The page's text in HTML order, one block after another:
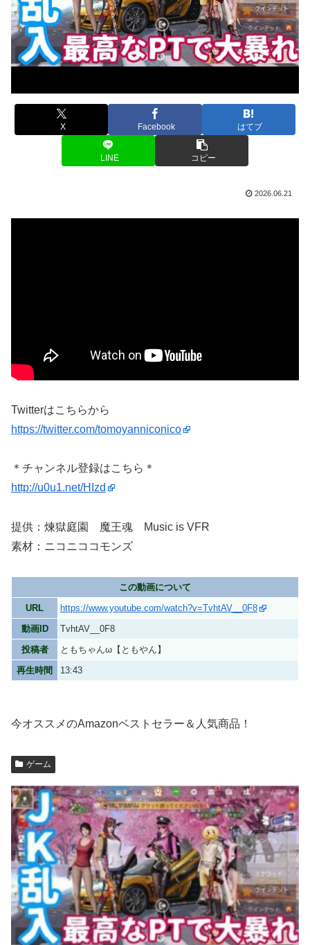
X Facebook はてブ
LINE コピー
2026.06.21
Twitterはこちらから
https://twitter.com/tomoyanniconico
＊チャンネル登録はこちら＊
http://u0u1.net/HIzd
提供：煉獄庭園 魔王魂 Music is VFR
素材：ニコニココモンズ
この動画について
URL
https://www.youtube.com/watch?v=TvhtAV__0F8
動画ID
TvhtAV__0F8
投稿者
ともちゃんω【ともやん】
再生時間
13:43
今オススメのAmazonベストセラー＆人気商品！
ゲーム